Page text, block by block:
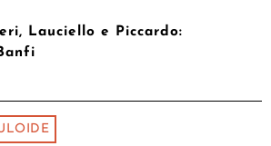
Lauciello e Piccardo: